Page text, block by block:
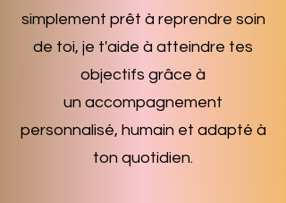
simplement prêt à reprendre soin
de toi, je t'aide à atteindre tes
objectifs grâce à
un accompagnement
personnalisé, humain et adapté à
ton quotidien.